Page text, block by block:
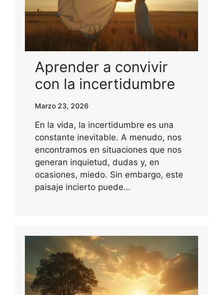
Aprender a convivir
con la incertidumbre
Marzo 23, 2026
En la vida, la incertidumbre es una
constante inevitable. A menudo, nos
encontramos en situaciones que nos
generan inquietud, dudas y, en
ocasiones, miedo. Sin embargo, este
paisaje incierto puede…